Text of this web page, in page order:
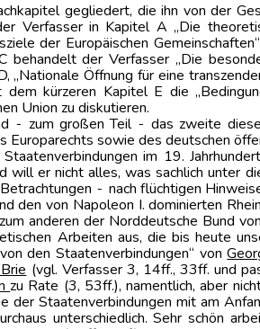
gegliedert, die ihn von der
Verfasser in Kapitel A „Die
der Europäischen
der Verfasser „Die
Öffnung für eine
dem kürzeren Kapitel E die
Union zu diskutieren.
‑ zum großen Teil ‑ das zweite
Europarechts sowie des deutschen
im 19.
will er nicht alles, was sachlich unter
‑ nach flüchtigen
den von Napoleon I. dominierten
anderen der Norddeutsche Bund
Arbeiten aus, die bis heute
den Staatenverbindungen“ von
(vgl. Verfasser 3, 14ff., 33ff. und
zu Rate (3, 53ff.), namentlich, aber
der Staatenverbindungen mit am
unterschiedlich. Sehr schön